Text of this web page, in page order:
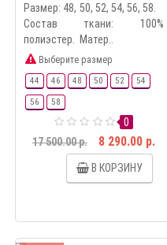
Размер: 48, 50, 52, 54, 56, 58.
Состав ткани: 100%
полиэстер. Матер..
Выберите размер
44 46 48 50 52 54
56 58
0
17 500.00 р.
8 290.00 р.
В КОРЗИНУ